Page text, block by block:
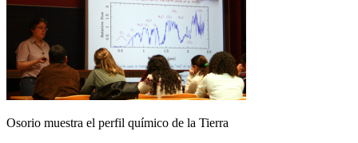
Osorio muestra el perfil químico de la Tierra